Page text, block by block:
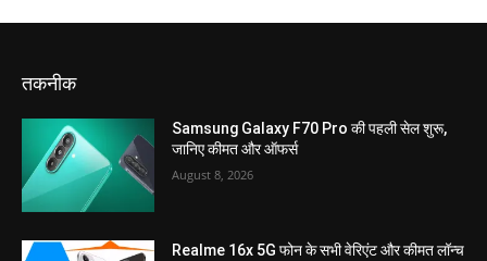
तकनीक
Samsung Galaxy F70 Pro की पहली सेल शुरू,
जानिए कीमत और ऑफर्स
August 8, 2026
Realme 16x 5G फोन के सभी वेरिएंट और कीमत लॉन्च